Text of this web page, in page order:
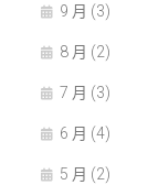
9 月 (3)
8 月 (2)
7 月 (3)
6 月 (4)
5 月 (2)